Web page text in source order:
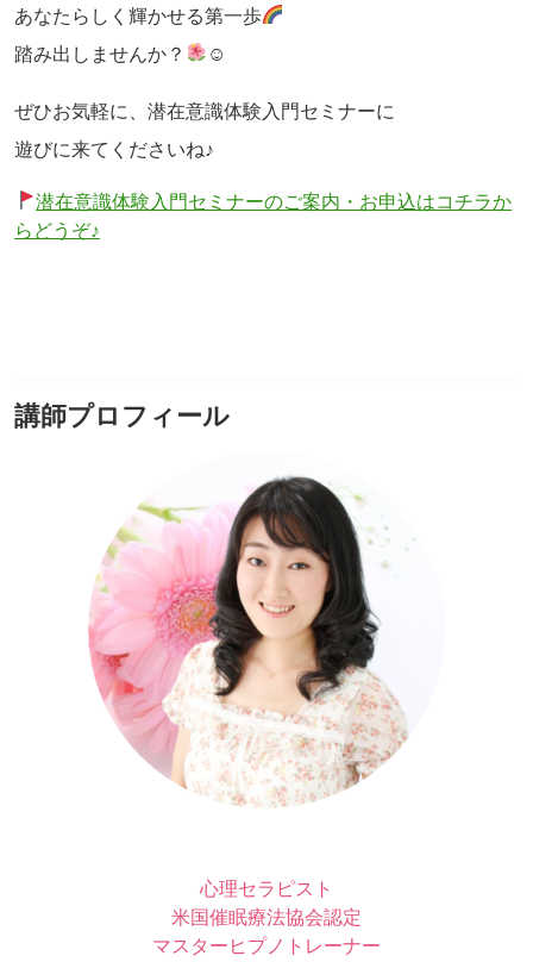
あなたらしく輝かせる第一歩
踏み出しませんか？
☺
ぜひお気軽に、潜在意識体験入門セミナーに
遊びに来てくださいね♪
潜在意識体験入門セミナーのご案内・お申込はコチラか
らどうぞ♪
講師プロフィール
心理セラピスト
米国催眠療法協会認定
マスターヒプノトレーナー